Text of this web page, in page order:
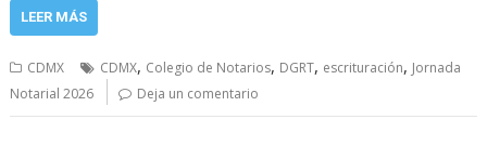
LEER MÁS
CDMX CDMX, Colegio de Notarios, DGRT, escrituración, Jornada
Notarial 2026
Deja un comentario